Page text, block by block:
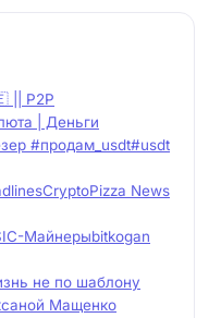
|| P2P
| Деньги
#продам_usdt#usdt
CryptoPizza News
Майнерыbitkogan
не по шаблону
Мащенко